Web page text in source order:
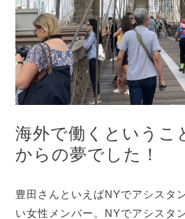
海外で働くというこ
からの夢でした！
豊田さんといえばNYでアシスタ
い女性メンバー。NYでアシスタ